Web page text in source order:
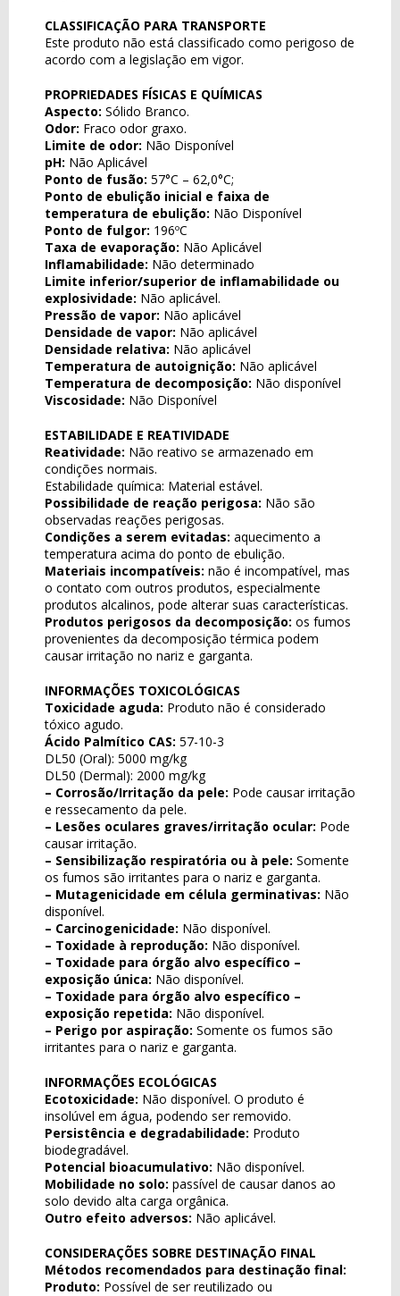
CLASSIFICAÇÃO PARA TRANSPORTE
Este produto não está classificado como perigoso de
acordo com a legislação em vigor.
PROPRIEDADES FÍSICAS E QUÍMICAS
Aspecto: Sólido Branco.
Odor: Fraco odor graxo.
Limite de odor: Não Disponível
pH: Não Aplicável
Ponto de fusão: 57°C – 62,0°C;
Ponto de ebulição inicial e faixa de
temperatura de ebulição: Não Disponível
Ponto de fulgor: 196ºC
Taxa de evaporação: Não Aplicável
Inflamabilidade: Não determinado
Limite inferior/superior de inflamabilidade ou
explosividade: Não aplicável.
Pressão de vapor: Não aplicável
Densidade de vapor: Não aplicável
Densidade relativa: Não aplicável
Temperatura de autoignição: Não aplicável
Temperatura de decomposição: Não disponível
Viscosidade: Não Disponível
ESTABILIDADE E REATIVIDADE
Reatividade: Não reativo se armazenado em
condições normais.
Estabilidade química: Material estável.
Possibilidade de reação perigosa: Não são
observadas reações perigosas.
Condições a serem evitadas: aquecimento a
temperatura acima do ponto de ebulição.
Materiais incompatíveis: não é incompatível, mas
o contato com outros produtos, especialmente
produtos alcalinos, pode alterar suas características.
Produtos perigosos da decomposição: os fumos
provenientes da decomposição térmica podem
causar irritação no nariz e garganta.
INFORMAÇÕES TOXICOLÓGICAS
Toxicidade aguda: Produto não é considerado
tóxico agudo.
Ácido Palmítico CAS: 57-10-3
DL50 (Oral): 5000 mg/kg
DL50 (Dermal): 2000 mg/kg
– Corrosão/Irritação da pele: Pode causar irritação
e ressecamento da pele.
– Lesões oculares graves/irritação ocular: Pode
causar irritação.
– Sensibilização respiratória ou à pele: Somente
os fumos são irritantes para o nariz e garganta.
– Mutagenicidade em célula germinativas: Não
disponível.
– Carcinogenicidade: Não disponível.
– Toxidade à reprodução: Não disponível.
– Toxidade para órgão alvo específico –
exposição única: Não disponível.
– Toxidade para órgão alvo específico –
exposição repetida: Não disponível.
– Perigo por aspiração: Somente os fumos são
irritantes para o nariz e garganta.
INFORMAÇÕES ECOLÓGICAS
Ecotoxicidade: Não disponível. O produto é
insolúvel em água, podendo ser removido.
Persistência e degradabilidade: Produto
biodegradável.
Potencial bioacumulativo: Não disponível.
Mobilidade no solo: passível de causar danos ao
solo devido alta carga orgânica.
Outro efeito adversos: Não aplicável.
CONSIDERAÇÕES SOBRE DESTINAÇÃO FINAL
Métodos recomendados para destinação final:
Produto: Possível de ser reutilizado ou